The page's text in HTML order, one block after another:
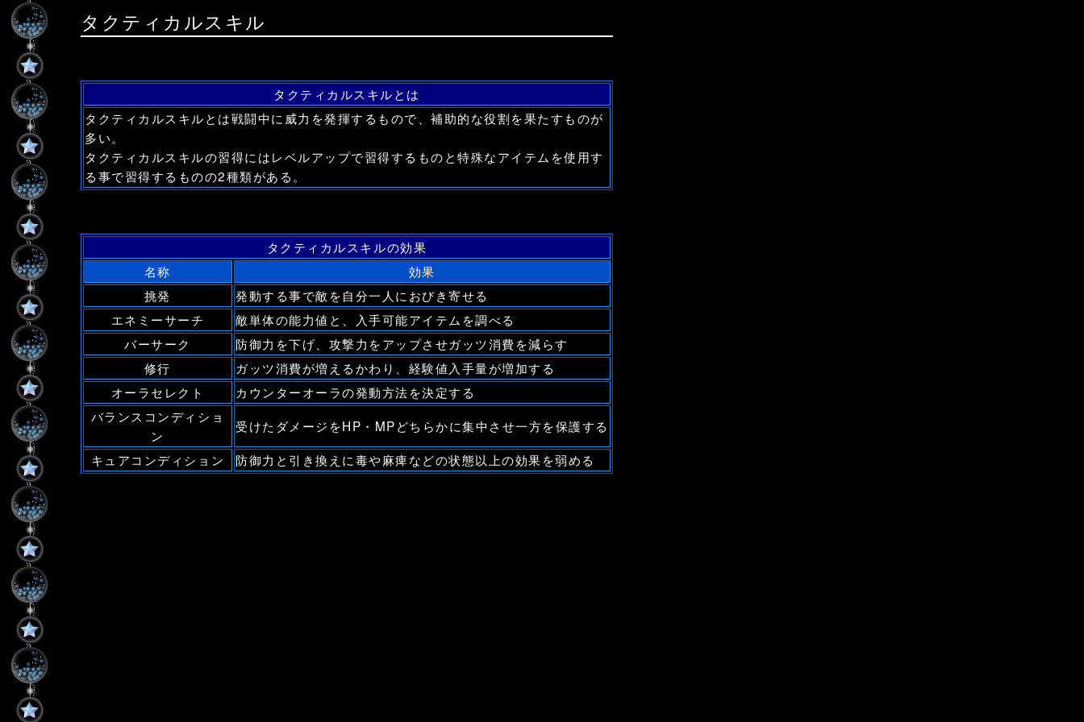
タクティカルスキル
タクティカルスキルとは
タクティカルスキルとは戦闘中に威力を発揮するもので、補助的な役割を果たすものが
多い。
タクティカルスキルの習得にはレベルアップで習得するものと特殊なアイテムを使用す
る事で習得するものの2種類がある。
タクティカルスキルの効果
名称
効果
挑発
発動する事で敵を自分一人におびき寄せる
エネミーサーチ
敵単体の能力値と、入手可能アイテムを調べる
バーサーク
防御力を下げ、攻撃力をアップさせガッツ消費を減らす
修行
ガッツ消費が増えるかわり、経験値入手量が増加する
オーラセレクト
カウンターオーラの発動方法を決定する
バランスコンディショ
ン
受けたダメージをHP・MPどちらかに集中させ一方を保護する
キュアコンディション
防御力と引き換えに毒や麻痺などの状態以上の効果を弱める